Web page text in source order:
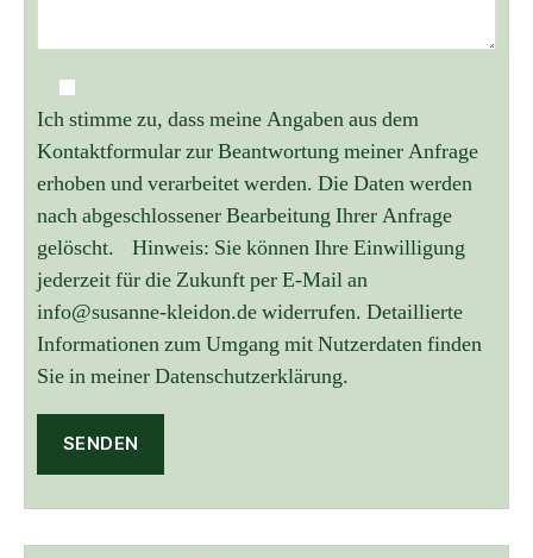
Ich stimme zu, dass meine Angaben aus dem
Kontaktformular zur Beantwortung meiner Anfrage
erhoben und verarbeitet werden. Die Daten werden
nach abgeschlossener Bearbeitung Ihrer Anfrage
gelöscht. Hinweis: Sie können Ihre Einwilligung
jederzeit für die Zukunft per E-Mail an
info@susanne-kleidon.de widerrufen. Detaillierte
Informationen zum Umgang mit Nutzerdaten finden
Sie in meiner Datenschutzerklärung.
A